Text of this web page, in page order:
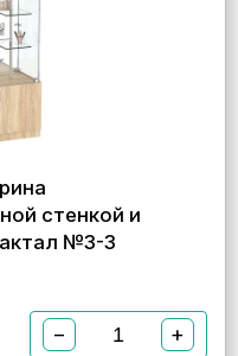
стенкой и
№3-3
− +